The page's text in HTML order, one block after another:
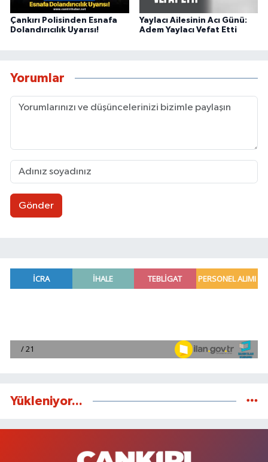
Çankırı Polisinden Esnafa
Dolandırıcılık Uyarısı!
Yaylacı Ailesinin Acı Günü:
Adem Yaylacı Vefat Etti
Yorumlar
Gönder
Yükleniyor...